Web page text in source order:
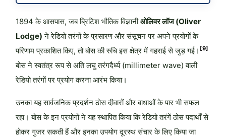
1894 के आसपास, जब ब्रिटिश भौतिक विज्ञानीओलिवर लॉज (Oliver
Lodge) ने रेडियो तरंगों के प्रसारण और संसूचन पर अपने प्रयोगों के
परिणाम प्रकाशित किए, तो बोस की रुचि इस क्षेत्र में गहराई से जुड़ गई। [9]
बोस ने स्वतंत्र रूप से अति लघु तरंगदैर्ध्य (millimeter wave) वाली
रेडियो तरंगों पर प्रयोग करना आरंभ किया।
उनका यह सार्वजनिक प्रदर्शन ठोस दीवारों और बाधाओं के पार भी सफल
रहा। बोस के इन प्रयोगों ने यह स्थापित किया कि रेडियो तरंगें ठोस पदार्थों से
होकर गुजर सकती हैं और इनका उपयोग दूरस्थ संचार के लिए किया जा